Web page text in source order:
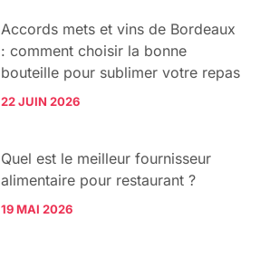
Accords mets et vins de Bordeaux
: comment choisir la bonne
bouteille pour sublimer votre repas
22 JUIN 2026
Quel est le meilleur fournisseur
alimentaire pour restaurant ?
19 MAI 2026